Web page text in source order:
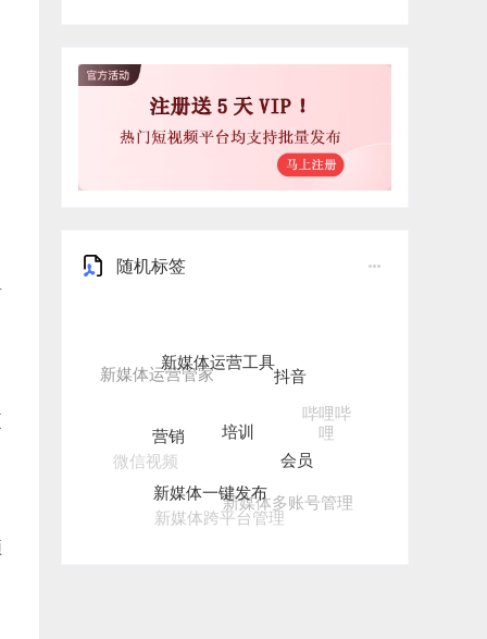
随机标签
哔哩哔
哩
微信视频
新媒体多账号管理
新媒体跨平台管理
新媒体一键发布